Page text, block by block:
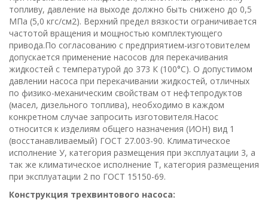
топливу, давление на выходе должно быть снижено до 0,5
МПа (5,0 кгс/см2). Верхний предел вязкости ограничивается
частотой вращения и мощностью комплектующего
привода.По согласованию с предприятием-изготовителем
допускается применение насосов для перекачивания
жидкостей с температурой до 373 К (100°С). О допустимом
давлении насоса при перекачивании жидкостей, отличных
по физико-механическим свойствам от нефтепродуктов
(масел, дизельного топлива), необходимо в каждом
конкретном случае запросить изготовителя.Насос
относится к изделиям общего назначения (ИОН) вид 1
(восстанавливаемый) ГОСТ 27.003-90. Климатическое
исполнение У, категория размещения при эксплуатации 3, а
так же климатическое исполнение Т, категория размещения
при эксплуатации 2 по ГОСТ 15150-69.
Конструкция трехвинтового насоса: